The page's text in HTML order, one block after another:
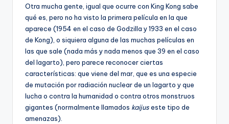
Otra mucha gente, igual que ocurre con King Kong sabe
qué es, pero no ha visto la primera película en la que
aparece (1954 en el caso de Godzilla y 1933 en el caso
de Kong), o siquiera alguna de las muchas películas en
las que sale (nada más y nada menos que 39 en el caso
del lagarto), pero parece reconocer ciertas
características: que viene del mar, que es una especie
de mutación por radiación nuclear de un lagarto y que
lucha o contra la humanidad o contra otros monstruos
gigantes (normalmente llamados kaijuseste tipo de
amenazas).